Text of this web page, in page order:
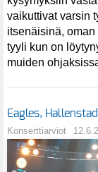
vaikuttivat varsin
itsenäisinä,
tyyli kun on
muiden
Eagles,
Konserttiarviot